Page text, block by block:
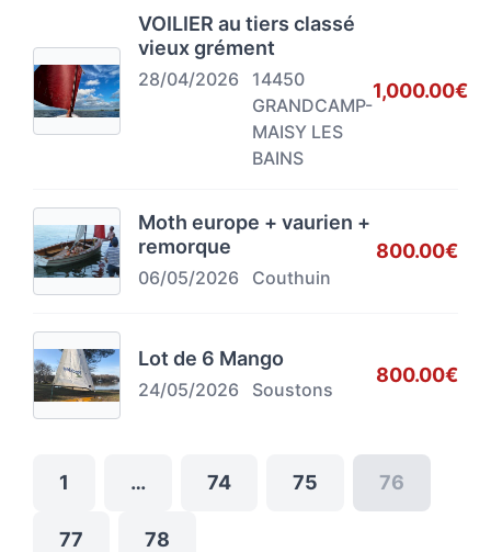
VOILIER au tiers classé
vieux grément
28/04/2026
14450
GRANDCAMP-
MAISY LES
BAINS
1,000.00€
Moth europe + vaurien +
remorque
06/05/2026 Couthuin
800.00€
Lot de 6 Mango
24/05/2026 Soustons
800.00€
1 … 74 75 76
77 78